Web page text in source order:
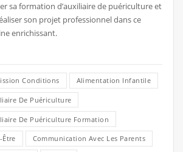
sa formation d’auxiliaire de puériculture et
son projet professionnel dans ce
enrichissant.
Conditions Alimentation Infantile
De Puériculture
De Puériculture Formation
Être Communication Avec Les Parents